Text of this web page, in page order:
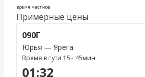
время местное
Примерные цены
090Г
Юрья — Ярега
Время в пути 15ч 45мин
01:32